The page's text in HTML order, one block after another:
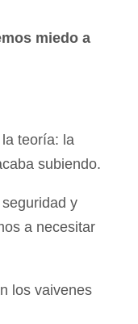
miedo a
teoría: la
subiendo.
y
a necesitar
los vaivenes